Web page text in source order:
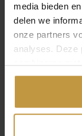
media bieden
delen we
onze partners
analyses. Deze
combineren
gedeeld of die
OPEN FILTER
AZE
STRING
GREY
Direct